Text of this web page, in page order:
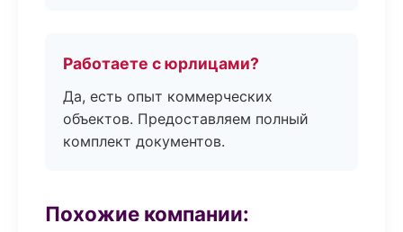
Работаете с юрлицами?
Да, есть опыт коммерческих
объектов. Предоставляем полный
комплект документов.
Похожие компании: